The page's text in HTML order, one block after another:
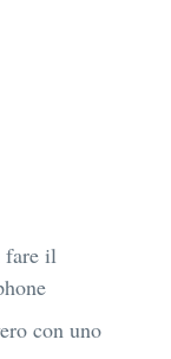
fare il
con uno